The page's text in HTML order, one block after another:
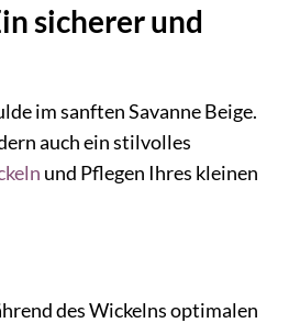
sicherer und
im sanften Savanne Beige.
auch ein stilvolles
und Pflegen Ihres kleinen
des Wickelns optimalen